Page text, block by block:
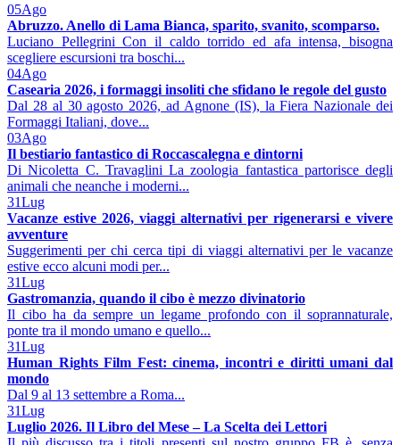
05Ago
Abruzzo. Anello di Lama Bianca, sparito, svanito, scomparso.
Luciano Pellegrini Con il caldo torrido ed afa intensa, bisogna
scegliere escursioni tra boschi...
04Ago
Casearia 2026, i formaggi insoliti che sfidano le regole del gusto
Dal 28 al 30 agosto 2026, ad Agnone (IS), la Fiera Nazionale dei
Formaggi Italiani, dove...
03Ago
Il bestiario fantastico di Roccascalegna e dintorni
Di Nicoletta C. Travaglini La zoologia fantastica partorisce degli
animali che neanche i moderni...
31Lug
Vacanze estive 2026, viaggi alternativi per rigenerarsi e vivere
avventure
Suggerimenti per chi cerca tipi di viaggi alternativi per le vacanze
estive ecco alcuni modi per...
31Lug
Gastromanzia, quando il cibo è mezzo divinatorio
Il cibo ha da sempre un legame profondo con il soprannaturale,
ponte tra il mondo umano e quello...
31Lug
Human Rights Film Fest: cinema, incontri e diritti umani dal
mondo
Dal 9 al 13 settembre a Roma...
31Lug
Luglio 2026. Il Libro del Mese – La Scelta dei Lettori